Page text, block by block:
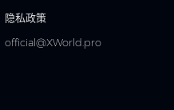
隐私政策
official@XWorld.pro